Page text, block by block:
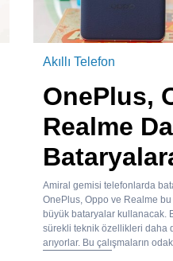
Akıllı Telefon
OnePlus,
Realme
Amiral gemisi telefonlarda
OnePlus, Oppo ve Realme
büyük bataryalar kullanacak.
sürekli teknik özellikleri daha
arıyorlar. Bu çalışmaların